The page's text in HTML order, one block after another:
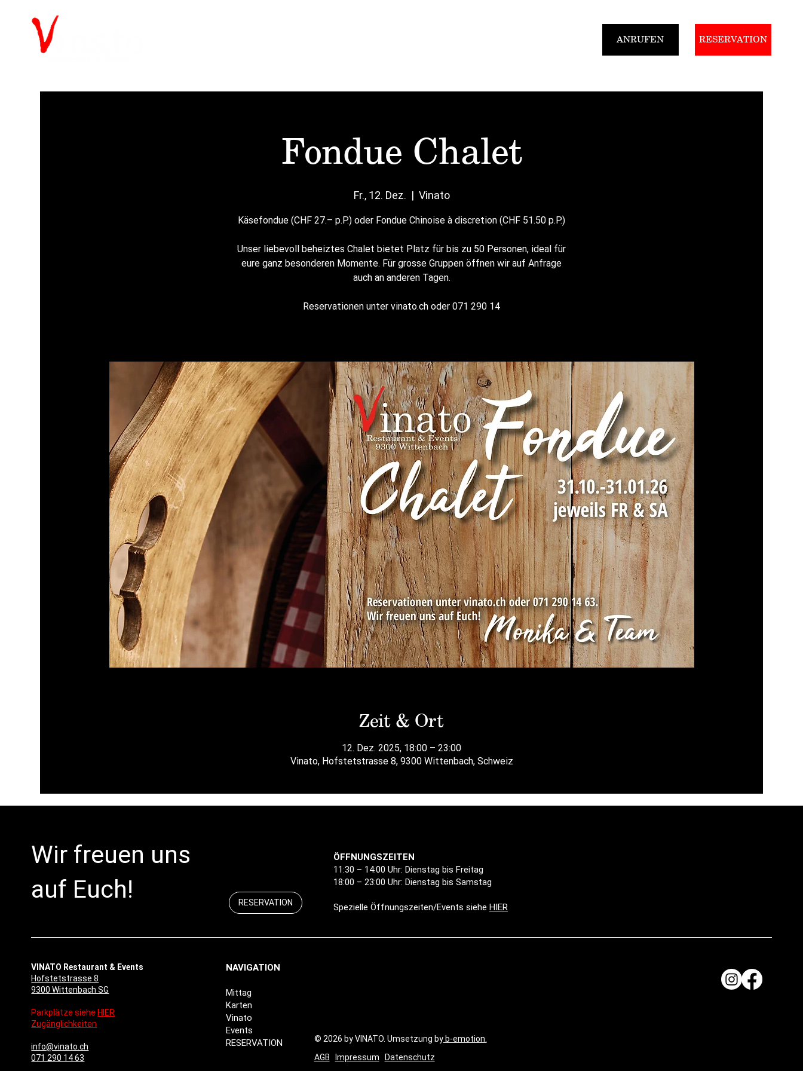
ANRUFEN RESERVATION
Fondue Chalet
Fr., 12. Dez.
  |
Vinato
Käsefondue (CHF 27.– p.P.) oder Fondue Chinoise à discretion (CHF 51.50 p.P.)
Unser liebevoll beheiztes Chalet bietet Platz für bis zu 50 Personen, ideal für
eure ganz besonderen Momente. Für grosse Gruppen öffnen wir auf Anfrage
auch an anderen Tagen.
Reservationen unter vinato.ch oder 071 290 14
Zeit & Ort
12. Dez. 2025, 18:00 – 23:00
Vinato, Hofstetstrasse 8, 9300 Wittenbach, Schweiz
Wir freuen uns
auf Euch!
RESERVATION
ÖFFNUNGSZEITEN
11:30 – 14:00 Uhr: Dienstag bis Freitag
18:00 – 23:00 Uhr: Dienstag bis Samstag
Spezielle Öffnungszeiten/Events sieheHIER
VINATO Restaurant & Events
Hofstetstrasse 8
9300 Wittenbach SG
Parkplätze siehe HIER
Zugänglichkeiten
info@vinato.ch
071 290 14 63
NAVIGATION
Mittag
Karten
Vinato
Events
RESERVATION
© 2026 by VINATO. Umsetzung byb-emotion.
AGB
Impressum Datenschutz